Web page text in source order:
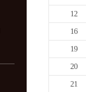
12
16
19
20
21